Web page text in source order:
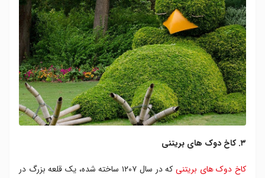
۳. کاخ دوک های بریتنی
کاخ دوک‌ های بریتنی
که در سال ۱۲۰۷ ساخته شده، یک قلعه بزرگ در